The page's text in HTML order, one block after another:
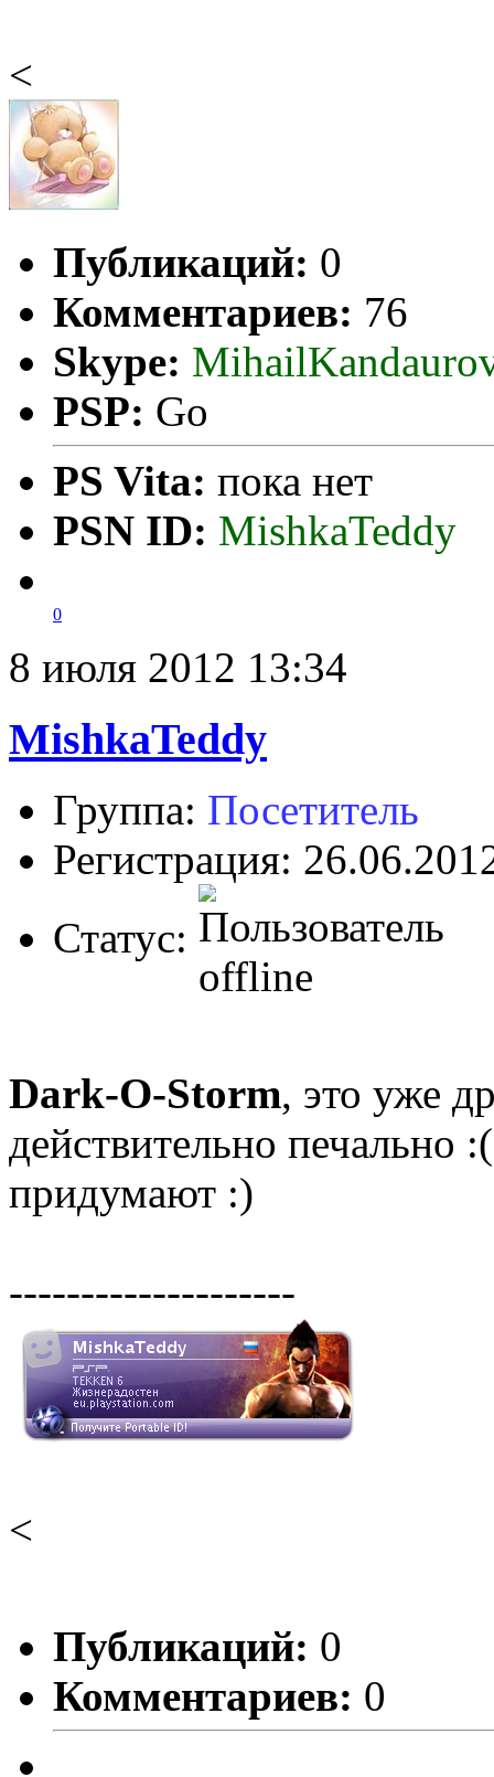
<
Публикаций: 0
Комментариев: 76
Skype:
PSP: Go
PS Vita: пока нет
PSN ID: MishkaTeddy
0
8 июля 2012 13:34
MishkaTeddy
Группа: Посетитель
Регистрация:
Статус:
Dark-O-Storm, это уже
действительно печально
придумают :)
--------------------
<
Публикаций: 0
Комментариев: 0